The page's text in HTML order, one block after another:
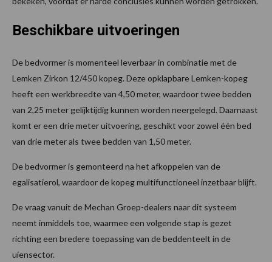
Beschikbare uitvoeringen
De bedvormer is momenteel leverbaar in combinatie met de
Lemken Zirkon 12/450 kopeg. Deze opklapbare Lemken-kopeg
heeft een werkbreedte van 4,50 meter, waardoor twee bedden
van 2,25 meter gelijktijdig kunnen worden neergelegd. Daarnaast
komt er een drie meter uitvoering, geschikt voor zowel één bed
van drie meter als twee bedden van 1,50 meter.
De bedvormer is gemonteerd na het afkoppelen van de
egalisatierol, waardoor de kopeg multifunctioneel inzetbaar blijft.
De vraag vanuit de Mechan Groep-dealers naar dit systeem
neemt inmiddels toe, waarmee een volgende stap is gezet
richting een bredere toepassing van de beddenteelt in de
uiensector.